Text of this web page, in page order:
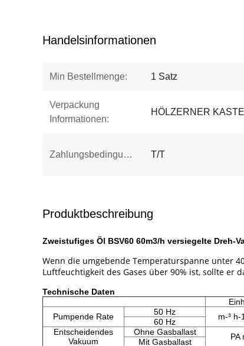
Handelsinformationen
Min Bestellmenge: 1 Satz
Verpackung
Informationen:
HÖLZERNER
Zahlungsbedingungen: T/T
Produktbeschreibung
Zweistufiges Öl BSV60 60m3/h versiegelte Dreh-
Wenn die umgebende Temperaturspanne unter
Luftfeuchtigkeit des Gases über 90% ist, sollte er
Technische Daten
Pumpende Rate
50 Hz m-³ h-
60 Hz
Entscheidendes
Vakuum
Ohne Gasballast PA
Mit Gasballast